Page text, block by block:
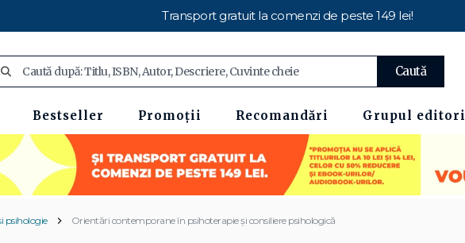
Transport gratuit la comenzi de peste 149 lei!
Caută
Bestseller Promoții Recomandări Grupul
psihologie Orientări contemporane în psihoterapie și consiliere psihologică